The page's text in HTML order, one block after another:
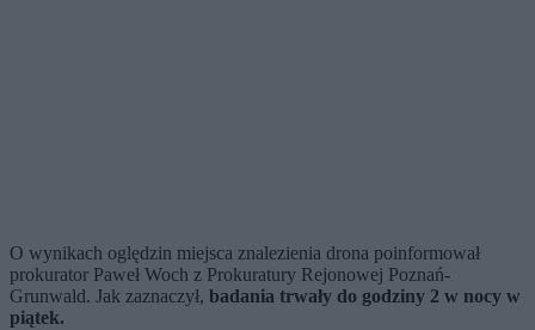
O wynikach oględzin miejsca znalezienia drona poinformował
prokurator Paweł Woch z Prokuratury Rejonowej Poznań-
Grunwald. Jak zaznaczył, badania trwały do godziny 2 w nocy w
piątek.